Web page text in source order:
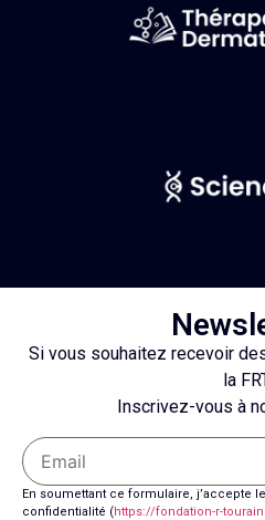
Si vous souhaitez recevoir
la
Inscrivez-vous à
En soumettant ce formulaire, j’accepte
confidentialité (https://fondation-r-